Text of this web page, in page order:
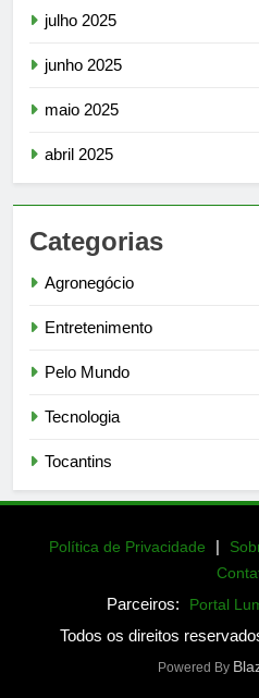
julho 2025
junho 2025
maio 2025
abril 2025
Categorias
Agronegócio
Entretenimento
Pelo Mundo
Tecnologia
Tocantins
Política de Privacidade |
Parceiros: Portal
Todos os direitos
Powered By